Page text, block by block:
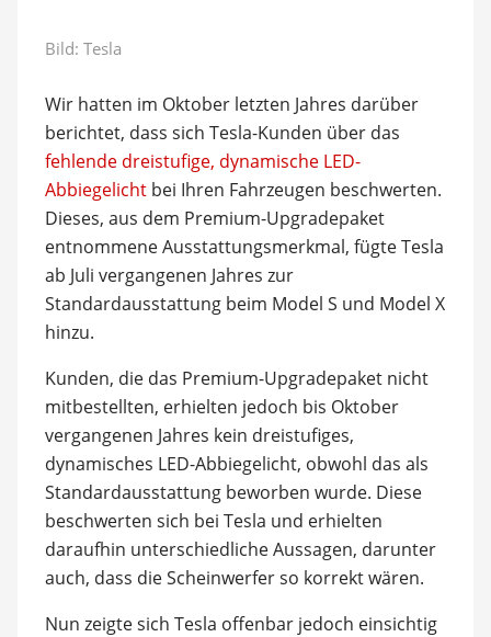
Bild: Tesla
Wir hatten im Oktober letzten Jahres darüber
berichtet, dass sich Tesla-Kunden über das
fehlende dreistufige, dynamische LED-
Abbiegelichtbei Ihren Fahrzeugen beschwerten.
Dieses, aus dem Premium-Upgradepaket
entnommene Ausstattungsmerkmal, fügte Tesla
ab Juli vergangenen Jahres zur
Standardausstattung beim Model S und Model X
hinzu.
Kunden, die das Premium-Upgradepaket nicht
mitbestellten, erhielten jedoch bis Oktober
vergangenen Jahres kein dreistufiges,
dynamisches LED-Abbiegelicht, obwohl das als
Standardausstattung beworben wurde. Diese
beschwerten sich bei Tesla und erhielten
daraufhin unterschiedliche Aussagen, darunter
auch, dass die Scheinwerfer so korrekt wären.
Nun zeigte sich Tesla offenbar jedoch einsichtig